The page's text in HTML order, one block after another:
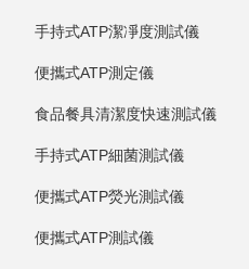
手持式ATP潔凈度測試儀
便攜式ATP測定儀
食品餐具清潔度快速測試儀
手持式ATP細菌測試儀
便攜式ATP熒光測試儀
便攜式ATP測試儀